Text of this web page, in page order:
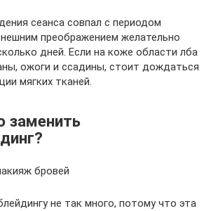
сеанса совпал с периодом
преображением желательно
дней. Если на коже области лба
ожоги и ссадины, стоит дождаться
мягких тканей.
бровей
не так много, потому что эта